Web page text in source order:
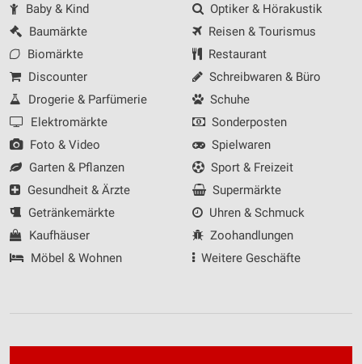
Baby & Kind
Baumärkte
Biomärkte
Discounter
Drogerie & Parfümerie
Elektromärkte
Foto & Video
Garten & Pflanzen
Gesundheit & Ärzte
Getränkemärkte
Kaufhäuser
Möbel & Wohnen
Optiker & Hörakustik
Reisen & Tourismus
Restaurant
Schreibwaren & Büro
Schuhe
Sonderposten
Spielwaren
Sport & Freizeit
Supermärkte
Uhren & Schmuck
Zoohandlungen
Weitere Geschäfte